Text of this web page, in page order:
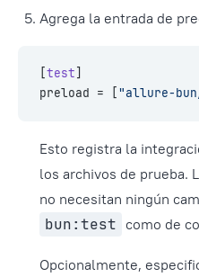
Agrega la entrada de
[test]
preload = ["allure-
Esto registra la
los archivos de prueba.
no necesitan ningún
bun:test como de
Opcionalmente,